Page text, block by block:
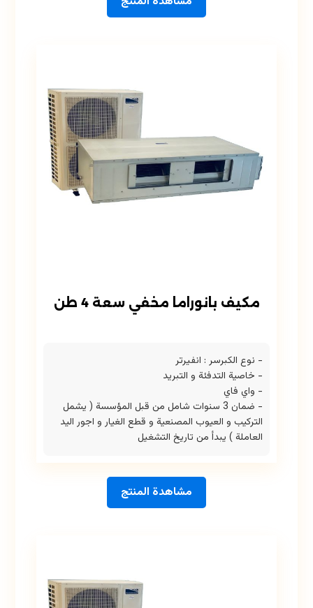
مكيف بانوراما مخفي سعة 4 طن
- نوع الكبرسر : انفيرتر
- خاصية التدفئة و التبريد
- واي فاي
- ضمان 3 سنوات شامل من قبل المؤسسة ( يشمل
التركيب و العيوب المصنعية و قطع الغيار و اجور اليد
العاملة ) يبدأ من تاريخ التشغيل
مشاهدة المنتج